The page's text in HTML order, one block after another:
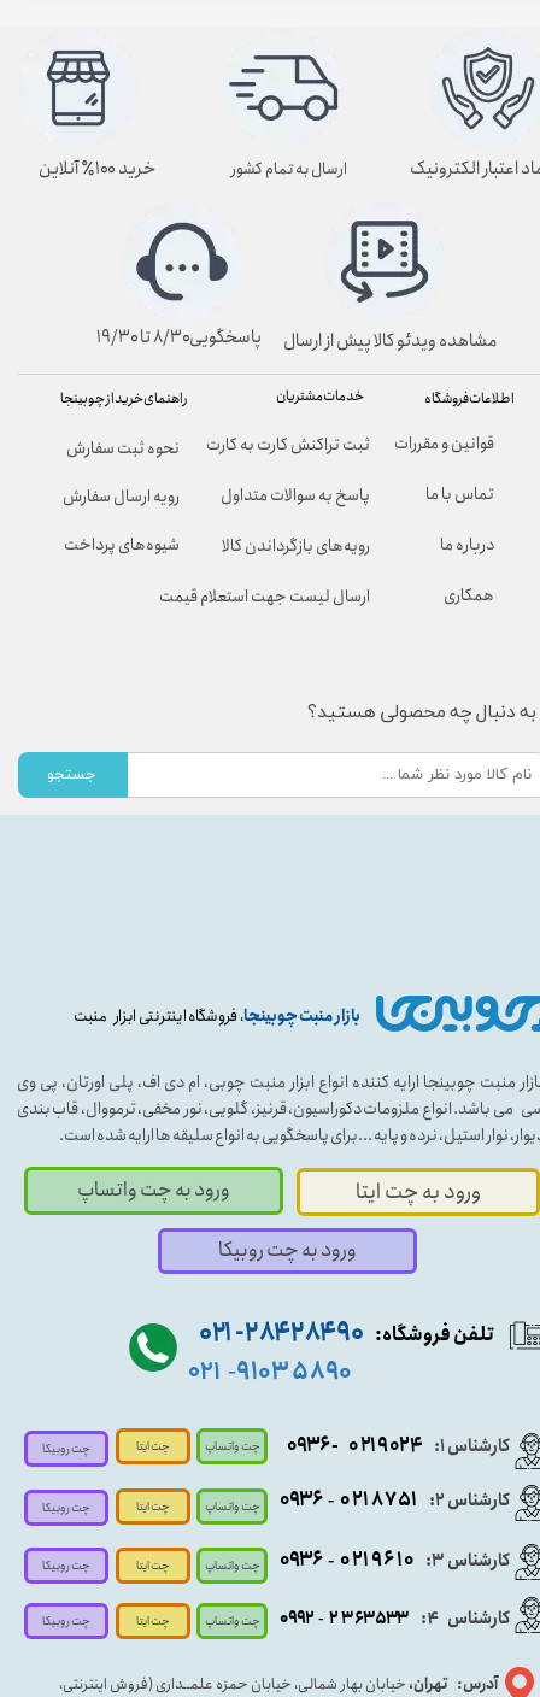
بازار منبت چوبینجا، فروشگاه اینترنتی ابزار منبت
منبت چوبینجا ارایه کننده انواع ابزار منبت چوبی، ام دی اف، پلی اورتان، پی وی
می باشد. انواع ملزومات دکوراسیون، قرنیز، گلویی، نور مخفی، ترمووال، قاب بندی
نوار استیل، نرده و پایه ...برای پاسخگویی به انواع سلیقه ها ارایه شده است.
کارشناس ۱: ۰۲۱۹۰۲۴ - ۰۹۳۶
آدرس: تهران، خیابان بهار شمالی، خیابان حمزه علمــداری (فروش اینترنتی،
ورود به چت ایتا ورود به چت واتساپ
تلفن فروشگاه: ۹۰ ۲۸۴ ۲۸۴- ۰۲۱
۵۸۹۰ ۹۱۰۳ -۰۲۱
کارشناس ۳: ۰۲۱۹۶۱۰ -۰۹۳۶
کارشناس ۲: ۰۲۱۸۷۵۱ - ۰۹۳۶
ورود به چت روبیکا
کارشناس 4
: ۲۳۶۳۵۳۳ - ۰۹۹۲
چت واتساپ
چت واتساپ
چت واتساپ
چت واتساپ
چت ایتا
چت ایتا
چت ایتا
چت ایتا
چت روبیکا
چت روبیکا
چت روبیکا
چت روبیکا
راهنمای خرید از چوبینجا
نحوه ثبت سفارش
رویه ارسال سفارش
شیوه‌های پرداخت
خدمات مشتریان
ثبت تراکنش کارت به کارت
پاسخ به سوالات متداول
رویه‌های بازگرداندن کالا
ارسال لیست جهت استعلام قیمت
اطلاعات فروشگاه
قوانین و مقررات
تماس با ما
درباره ما
همکاری
به دنبال چه محصولی هستید؟
جستجو
ارسال به تمام کشور
پاسخگویی۸/۳۰ تا ۱۹/۳۰
اعتبار الکترونیک خرید ۱۰۰٪ آنلاین
مشاهده ویدئو کالا پیش از ارسال